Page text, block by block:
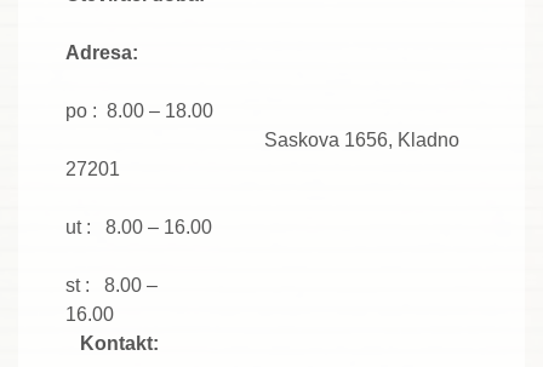
Adresa:
po : 8.00 – 18.00
Saskova 1656, Kladno
27201
ut : 8.00 – 16.00
st : 8.00 –
16.00
Kontakt: